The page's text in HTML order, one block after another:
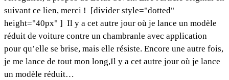
suivant ce lien, merci ! [divider style="dotted"
height="40px" ] Il y a cet autre jour où je lance un modèle
réduit de voiture contre un chambranle avec application
pour qu’elle se brise, mais elle résiste. Encore une autre fois,
je me lance de tout mon long,Il y a cet autre jour où je lance
un modèle réduit…